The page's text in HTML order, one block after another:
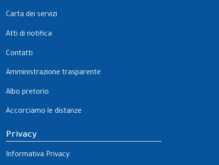
Carta dei servizi
Atti di notifica
Contatti
Amministrazione trasparente
Albo pretorio
Accorciamo le distanze
Privacy
Informativa Privacy